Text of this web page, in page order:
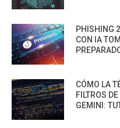
PHISHING
CON IA
CÓMO LA
FILTROS
GEMINI: